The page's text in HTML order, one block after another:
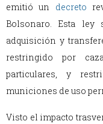
emitió un
decreto
Bolsonaro. Esta ley
adquisición y
restringido por
particulares, y
municiones de uso
Visto el impacto